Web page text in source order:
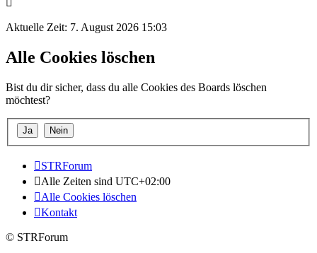
Aktuelle Zeit: 7. August 2026 15:03
Alle Cookies löschen
Bist du dir sicher, dass du alle Cookies des Boards löschen
möchtest?
STRForum
Alle Zeiten sind UTC+02:00
Alle Cookies löschen
Kontakt
© STRForum